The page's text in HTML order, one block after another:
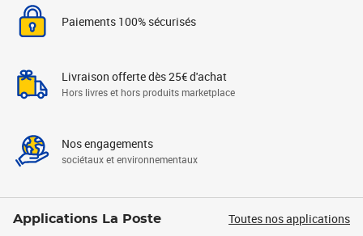
Paiements 100% sécurisés
Livraison offerte dès 25€ d'achat
Hors livres et hors produits marketplace
Nos engagements
sociétaux et environnementaux
Applications La Poste Toutes nos applications